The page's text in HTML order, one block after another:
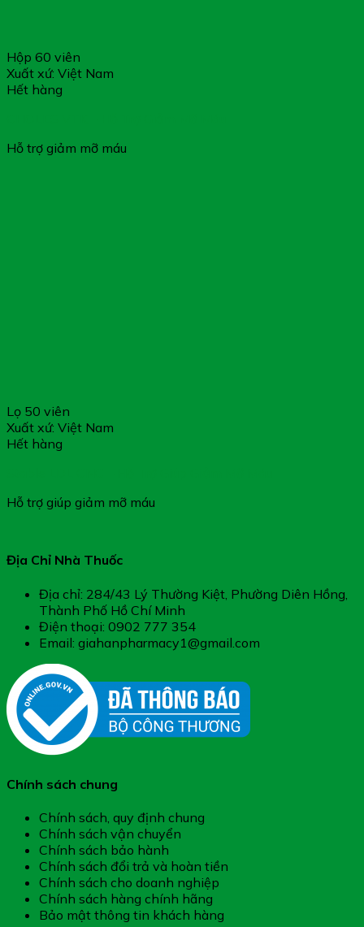
Hộp 60 viên
Xuất xứ: Việt Nam
Hết hàng
Hỗ trợ giảm mỡ máu
Lọ 50 viên
Xuất xứ: Việt Nam
Hết hàng
Hỗ trợ giúp giảm mỡ máu
Địa Chỉ Nhà Thuốc
Địa chỉ: 284/43 Lý Thường Kiệt, Phường Diên Hồng,
Thành Phố Hồ Chí Minh
Điện thoại: 0902 777 354
Email: giahanpharmacy1@gmail.com
Chính sách chung
Chính sách, quy định chung
Chính sách vận chuyển
Chính sách bảo hành
Chính sách đổi trả và hoàn tiền
Chính sách cho doanh nghiệp
Chính sách hàng chính hãng
Bảo mật thông tin khách hàng